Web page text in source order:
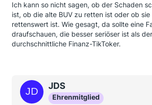
Ich kann so nicht sagen, ob der Schaden
ist, ob die alte BUV zu retten ist oder ob
rettenswert ist. Wie gesagt, da sollte eine
draufschauen, die besser seriöser ist als der
durchschnittliche Finanz-TikToker.
JDS
Ehrenmitglied